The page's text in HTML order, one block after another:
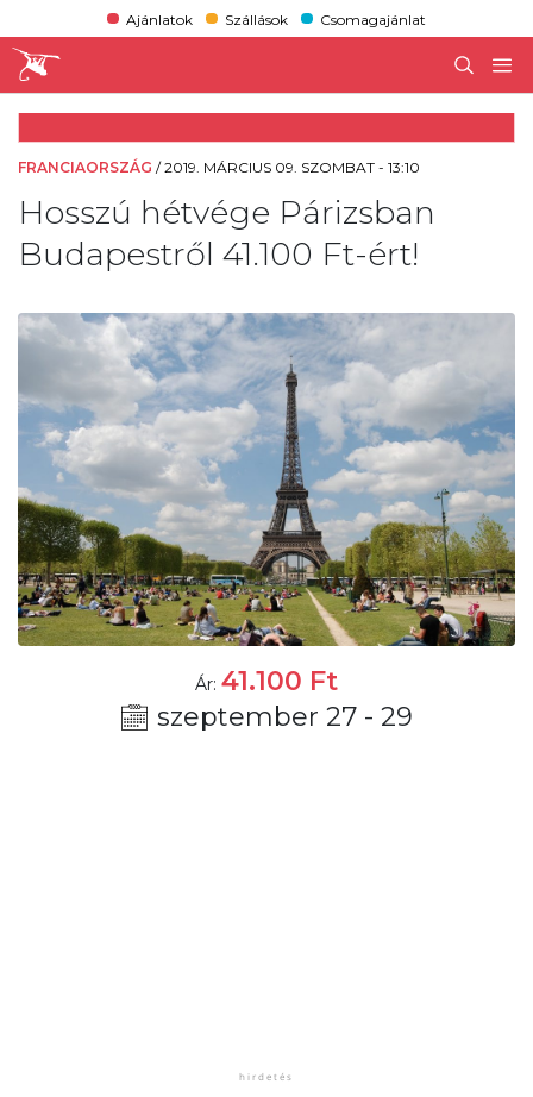
Ajánlatok Szállások Csomagajánlat
FRANCIAORSZÁG /2019. MÁRCIUS 09. SZOMBAT - 13:10
Hosszú hétvége Párizsban
Budapestről 41.100 Ft-ért!
Ár: 41.100 Ft
szeptember 27 - 29